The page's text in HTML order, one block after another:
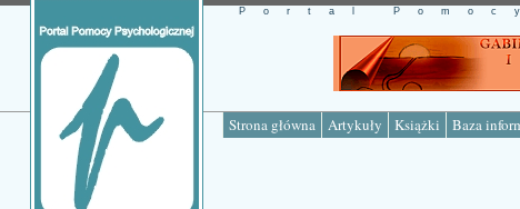
Strona główna Artykuły Książki Baza
Portal